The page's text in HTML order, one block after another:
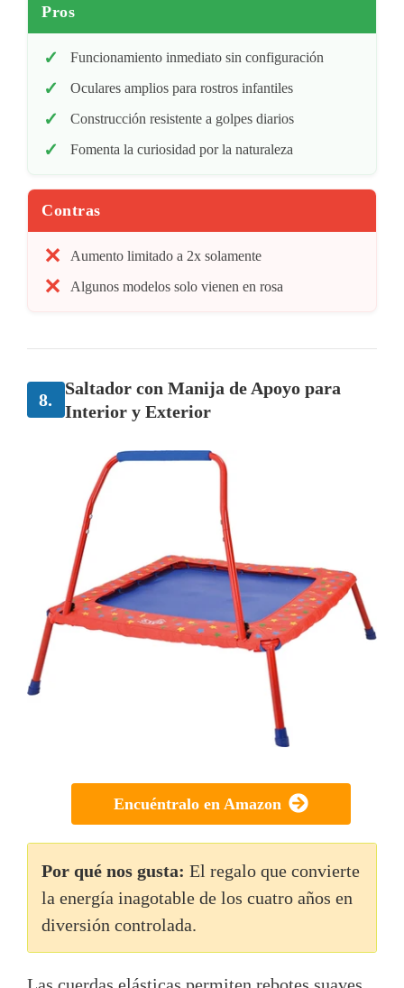
Pros
Funcionamiento inmediato sin configuración
Oculares amplios para rostros infantiles
Construcción resistente a golpes diarios
Fomenta la curiosidad por la naturaleza
Contras
Aumento limitado a 2x solamente
Algunos modelos solo vienen en rosa
8.
Saltador con Manija de Apoyo para
Interior y Exterior
Encuéntralo en Amazon
Por qué nos gusta: El regalo que convierte
la energía inagotable de los cuatro años en
diversión controlada.